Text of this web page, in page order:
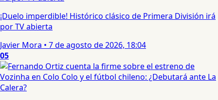
¡Duelo imperdible! Histórico clásico de Primera División irá
por TV abierta
Javier Mora • 7 de agosto de 2026, 18:04
05